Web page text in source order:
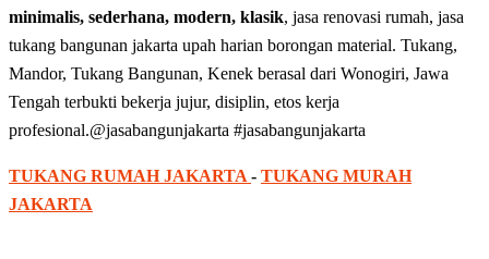
minimalis, sederhana, modern, klasik, jasa renovasi rumah, jasa
tukang bangunan jakarta upah harian borongan material. Tukang,
Mandor, Tukang Bangunan, Kenek berasal dari Wonogiri, Jawa
Tengah terbukti bekerja jujur, disiplin, etos kerja
profesional.@jasabangunjakarta #jasabangunjakarta
TUKANG RUMAH JAKARTA - TUKANG MURAH
JAKARTA